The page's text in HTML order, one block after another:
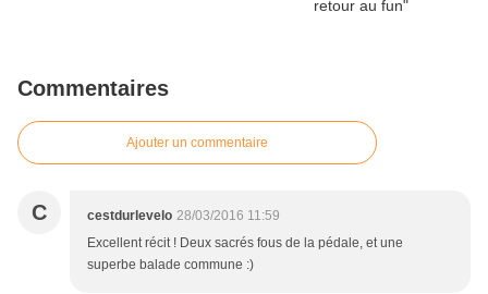
Commentaires
Ajouter un commentaire
C cestdurlevelo 28/03/2016 11:59
Excellent récit ! Deux sacrés fous de la pédale, et une
superbe balade commune :)